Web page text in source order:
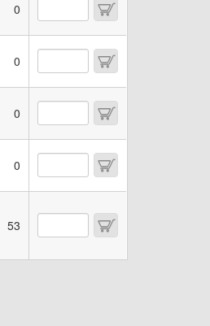
0
0
0
0
53